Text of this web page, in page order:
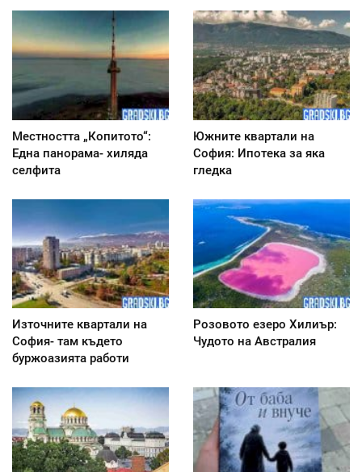
Местността „Копитото“:
Една панорама- хиляда
селфита
Южните квартали на
София: Ипотека за яка
гледка
Източните квартали на
София- там където
буржоазията работи
Розовото езеро Хилиър:
Чудото на Австралия